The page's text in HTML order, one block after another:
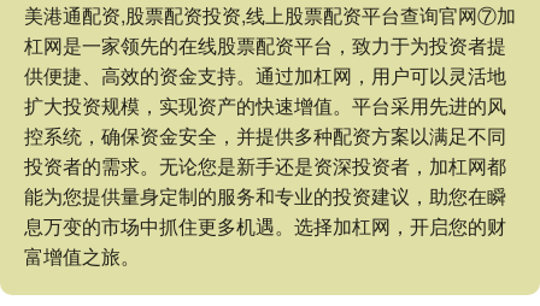
美港通配资,股票配资投资,线上股票配资平台查询官网⑦加
杠网是一家领先的在线股票配资平台，致力于为投资者提
供便捷、高效的资金支持。通过加杠网，用户可以灵活地
扩大投资规模，实现资产的快速增值。平台采用先进的风
控系统，确保资金安全，并提供多种配资方案以满足不同
投资者的需求。无论您是新手还是资深投资者，加杠网都
能为您提供量身定制的服务和专业的投资建议，助您在瞬
息万变的市场中抓住更多机遇。选择加杠网，开启您的财
富增值之旅。